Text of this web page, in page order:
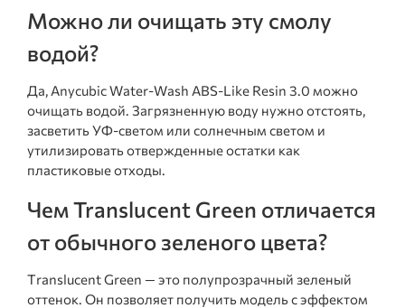
Можно ли очищать эту смолу
водой?
Да, Anycubic Water-Wash ABS-Like Resin 3.0 можно
очищать водой. Загрязненную воду нужно отстоять,
засветить УФ-светом или солнечным светом и
утилизировать отвержденные остатки как
пластиковые отходы.
Чем Translucent Green отличается
от обычного зеленого цвета?
Translucent Green — это полупрозрачный зеленый
оттенок. Он позволяет получить модель с эффектом